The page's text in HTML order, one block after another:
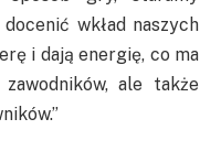
wkład naszych
i dają energię, co ma
ale także